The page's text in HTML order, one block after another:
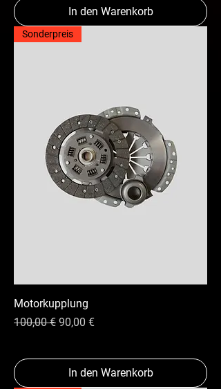
In den Warenkorb
Sonderpreis
Motorkupplung
Standardpreis
100,00 € Sale-Preis
90,00 €
In den Warenkorb